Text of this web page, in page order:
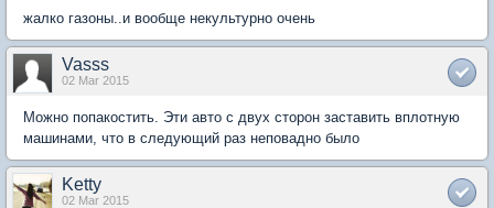
жалко газоны..и вообще некультурно очень
Vasss
02 Mar 2015
Можно попакостить. Эти авто с двух сторон заставить вплотную
машинами, что в следующий раз неповадно было
Ketty
02 Mar 2015